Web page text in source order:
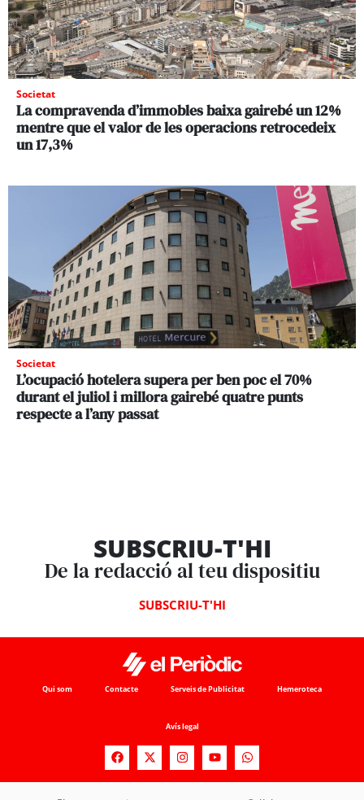
Societat
La compravenda d’immobles baixa gairebé un 12%
mentre que el valor de les operacions retrocedeix
un 17,3%
Societat
L’ocupació hotelera supera per ben poc el 70%
durant el juliol i millora gairebé quatre punts
respecte a l’any passat
SUBSCRIU-T'HI
De la redacció al teu dispositiu
SUBSCRIU-T'HI
Qui som Contacte Serveis de Publicitat Hemeroteca
Avís legal